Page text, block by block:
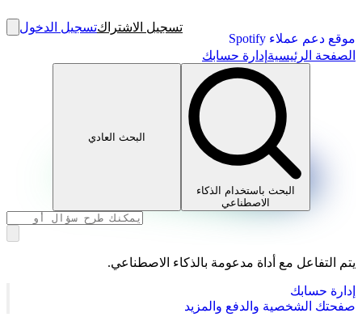
موقع دعم عملاء Spotify
تسجيل الاشتراكتسجيل الدخول
الصفحة الرئيسية إدارة حسابك
البحث باستخدام الذكاء
الاصطناعي
البحث العادي
يتم التفاعل مع أداة مدعومة بالذكاء الاصطناعي.
إدارة حسابك
صفحتك الشخصية والدفع والمزيد